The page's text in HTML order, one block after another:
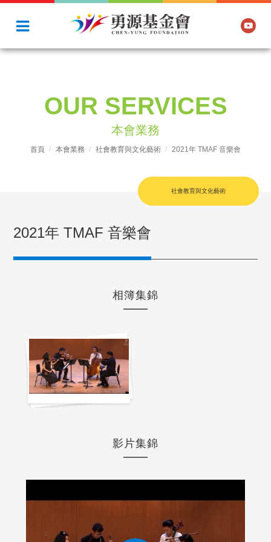
OUR SERVICES
本會業務
首頁 本會業務 社會教育與文化藝術 2021年 TMAF 音樂會
社會教育與文化藝術
2021年 TMAF 音樂會
相簿集錦
影片集錦